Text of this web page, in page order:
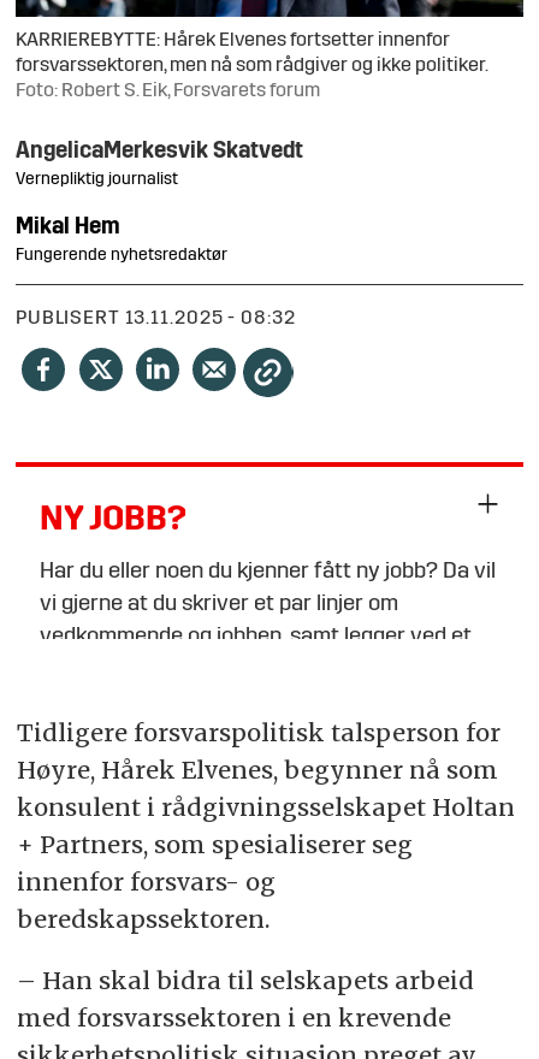
KARRIEREBYTTE: Hårek Elvenes fortsetter innenfor
forsvarssektoren, men nå som rådgiver og ikke politiker.
Foto: Robert S. Eik, Forsvarets forum
AngelicaMerkesvik Skatvedt
Vernepliktig journalist
Mikal Hem
Fungerende nyhetsredaktør
PUBLISERT 13.11.2025 - 08:32
NY JOBB?
Har du eller noen du kjenner fått ny jobb? Da vil
vi gjerne at du skriver et par linjer om
vedkommende og jobben, samt legger ved et
tips@fofo.no
Merk gjerne emnefeltet med «Nytt om navn»
Tidligere forsvarspolitisk talsperson for
Høyre, Hårek Elvenes, begynner nå som
konsulent i rådgivningsselskapet Holtan
+ Partners, som spesialiserer seg
innenfor forsvars- og
beredskapssektoren.
– Han skal bidra til selskapets arbeid
med forsvarssektoren i en krevende